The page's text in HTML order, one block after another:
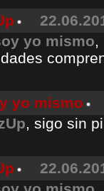
yo mismo,
yo mismo
, sigo sin